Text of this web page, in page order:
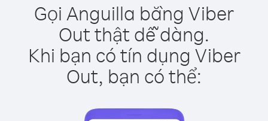
Gọi Anguilla bằng Viber
Out thật dễ dàng.
Khi bạn có tín dụng Viber
Out, bạn có thể: